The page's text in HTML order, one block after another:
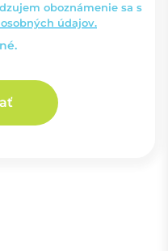
oboznámenie sa s
údajov.